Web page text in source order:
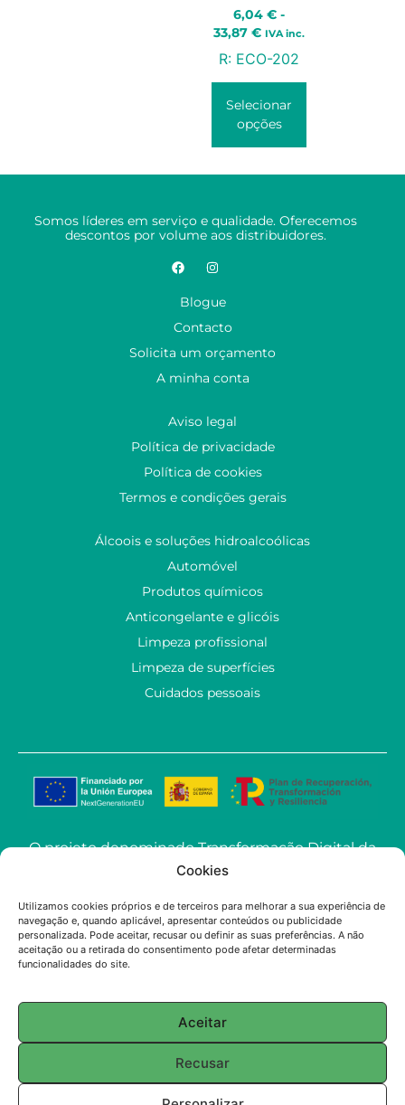
Cookies
Utilizamos cookies próprios e de terceiros para melhorar a sua experiência de
navegação e, quando aplicável, apresentar conteúdos ou publicidade
personalizada. Pode aceitar, recusar ou definir as suas preferências. A não
aceitação ou a retirada do consentimento pode afetar determinadas
funcionalidades do site.
Aceitar
Recusar
6,04 € -
33,87 € IVA inc.
R: ECO-202
Selecionar
opções
Somos líderes em serviço e qualidade. Oferecemos
descontos por volume aos distribuidores.
Blogue
Contacto
Solicita um orçamento
A minha conta
Aviso legal
Política de privacidade
Política de cookies
Termos e condições gerais
Álcoois e soluções hidroalcoólicas
Automóvel
Produtos químicos
Anticongelante e glicóis
Limpeza profissional
Limpeza de superfícies
Cuidados pessoais
O projeto denominado Transformação Digital da
ECOSoluciones Químicas através de Soluções
ECOSOLUCIONES QUÍMICAS S.L. foi financiado
pela União Europeia-NextGenerationEU no
âmbito do convite à apresentação de propostas
aplicada à indústria na Comunidade de Madrid.
Inglês